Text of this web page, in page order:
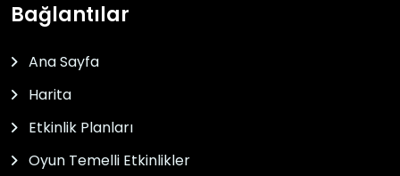
Bağlantılar
Ana Sayfa
Harita
Etkinlik Planları
Oyun Temelli Etkinlikler